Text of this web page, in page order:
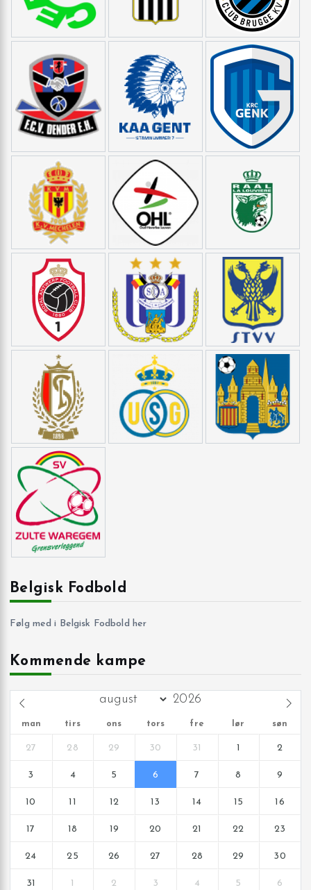
Belgisk Fodbold
Følg med i Belgisk Fodbold her
Kommende kampe
man tirs ons tors fre lør søn
27 28 29 30 31 1 2
3 4 5 6 7 8 9
10 11 12 13 14 15 16
17 18 19 20 21 22 23
24 25 26 27 28 29 30
31 1 2 3 4 5 6